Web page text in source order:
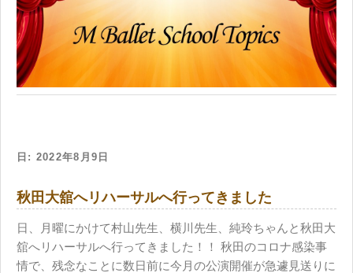
日: 2022年8月9日
秋田大舘へリハーサルへ行ってきました
日、月曜にかけて村山先生、横川先生、純玲ちゃんと秋田大
舘へリハーサルへ行ってきました！！ 秋田のコロナ感染事
情で、残念なことに数日前に今月の公演開催が急遽見送りに